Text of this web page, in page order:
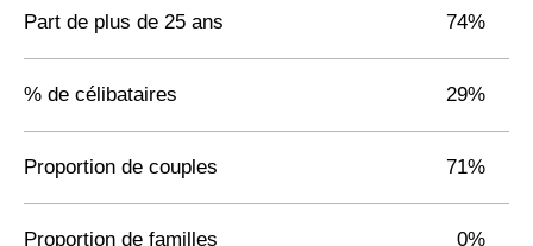
Part de plus de 25 ans 74%
% de célibataires 29%
Proportion de couples 71%
Proportion de familles 0%